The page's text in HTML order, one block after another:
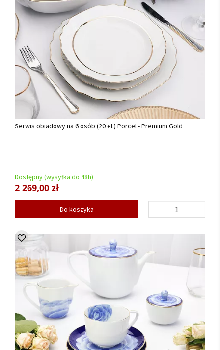
Serwis obiadowy na 6 osób (20 el.) Porcel - Premium Gold
Dostępny (wysyłka do 48h)
2 269,00 zł
Do koszyka